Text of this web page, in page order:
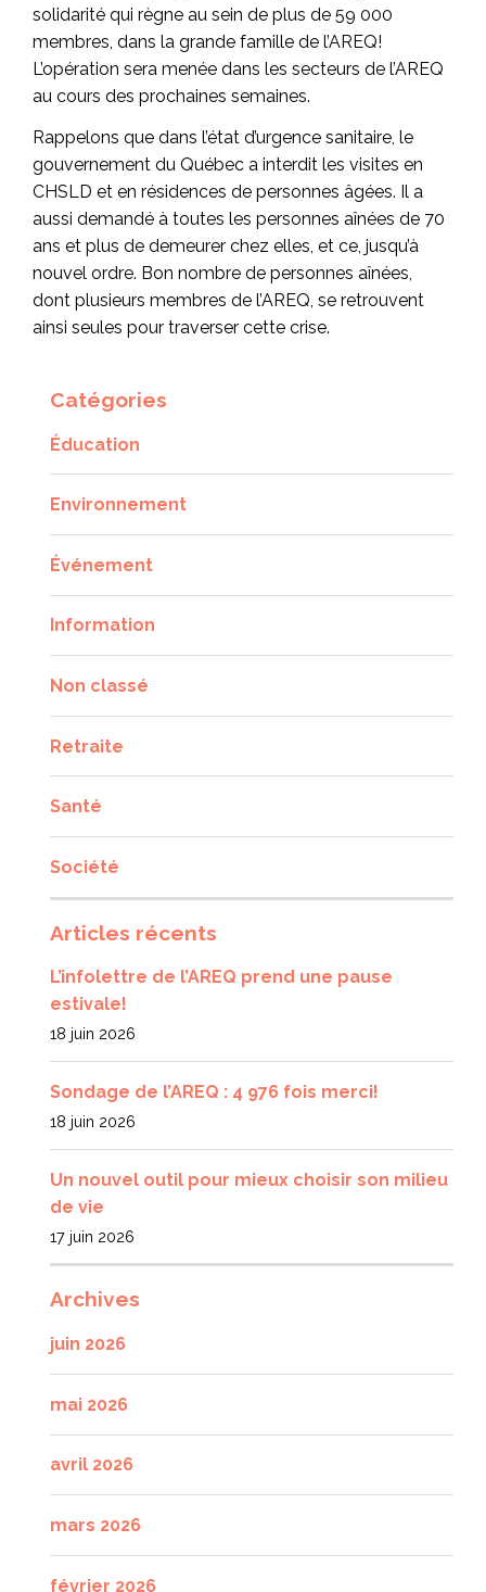
solidarité qui règne au sein de plus de 59 000
membres, dans la grande famille de l’AREQ!
L’opération sera menée dans les secteurs de l’AREQ
au cours des prochaines semaines.
Rappelons que dans l’état d’urgence sanitaire, le
gouvernement du Québec a interdit les visites en
CHSLD et en résidences de personnes âgées. Il a
aussi demandé à toutes les personnes aînées de 70
ans et plus de demeurer chez elles, et ce, jusqu’à
nouvel ordre. Bon nombre de personnes aînées,
dont plusieurs membres de l’AREQ, se retrouvent
ainsi seules pour traverser cette crise.
Catégories
Éducation
Environnement
Événement
Information
Non classé
Retraite
Santé
Société
Articles récents
L’infolettre de l’AREQ prend une pause
estivale!
18 juin 2026
Sondage de l’AREQ : 4 976 fois merci!
18 juin 2026
Un nouvel outil pour mieux choisir son milieu
de vie
17 juin 2026
Archives
juin 2026
mai 2026
avril 2026
mars 2026
février 2026